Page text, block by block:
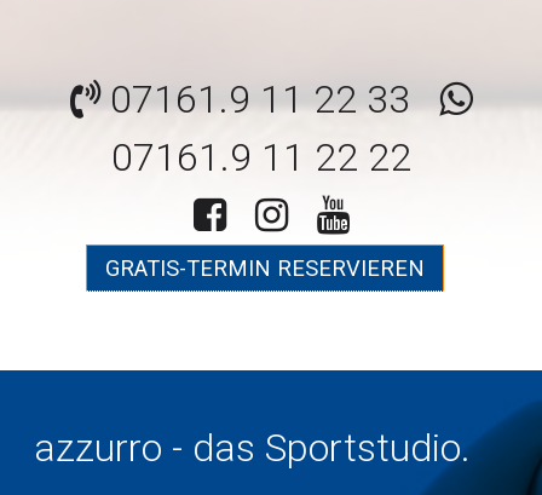
07161.9 11 22 33
07161.9 11 22 22
GRATIS-TERMIN RESERVIEREN
azzurro - das Sportstudio.